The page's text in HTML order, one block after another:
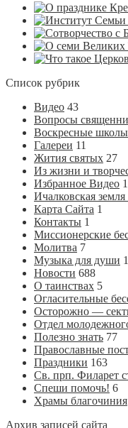
Список рубрик
Видео 43
Вопросы
Воскресные школы
Галереи 11
Жития святых 27
Из жизни и
Избранное Видео
Ичалковская
Карта Сайта 1
Контакты 1
Миссионерские
Молитва 7
Музыка для души
Новости 688
О таинствах 5
Огласительные
Осторожно —
Отдел
Полезно знать 77
Православные
Праздники 163
Св. прп. Филарет
Спеши помочь! 6
Храмы благочиния
Архив записей сайта